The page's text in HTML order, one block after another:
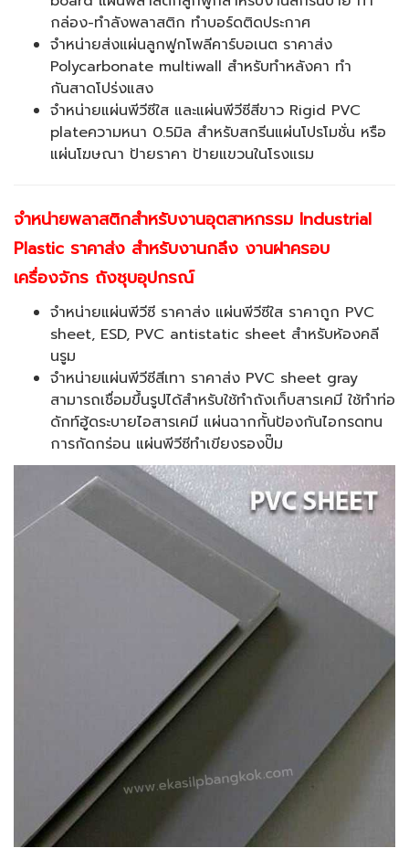
กล่อง-ทำลังพลาสติก ทำบอร์ดติดประกาศ
จำหน่ายส่งแผ่นลูกฟูกโพลีคาร์บอเนต ราคาส่ง
Polycarbonate multiwall สำหรับทำหลังคา ทำ
กันสาดโปร่งแสง
จำหน่ายแผ่นพีวีซีใส และแผ่นพีวีซีสีขาว Rigid PVC
plateความหนา 0.5มิล สำหรับสกรีนแผ่นโปรโมชั่น หรือ
แผ่นโฆษณา ป้ายราคา ป้ายแขวนในโรงแรม
จำหน่ายพลาสติกสำหรับงานอุตสาหกรรม Industrial
Plastic ราคาส่ง สำหรับงานกลึง งานฝาครอบ
เครื่องจักร ถังชุบอุปกรณ์
จำหน่ายแผ่นพีวีซี ราคาส่ง แผ่นพีวีซีใส ราคาถูก PVC
sheet, ESD, PVC antistatic sheet สำหรับห้องคลี
นรูม
จำหน่ายแผ่นพีวีซีสีเทา ราคาส่ง PVC sheet gray
สามารถเชื่อมขึ้นรูปได้สำหรับใช้ทำถังเก็บสารเคมี ใช้ทำท่อ
ดักท์ฮู้ดระบายไอสารเคมี แผ่นฉากกั้นป้องกันไอกรดทน
การกัดกร่อน แผ่นพีวีซีทำเขียงรองปั๊ม